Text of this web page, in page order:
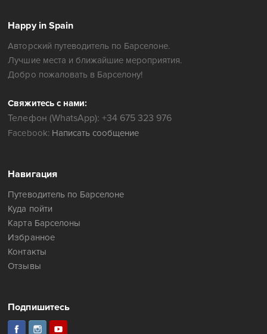
Happy in Spain
Авторский путеводитель по Барселоне.
Лучшие места и ближайшие мероприятия.
Добро пожаловать в Барселону!
Свяжитесь с нами:
Телефон (WhatsApp): +34 675 323 976
Facebook: Написать сообщение
Навигация
Путеводитель по Барселоне
Куда пойти
Карта Барселоны
Избранное
Контакты
Отзывы
Подпишитесь